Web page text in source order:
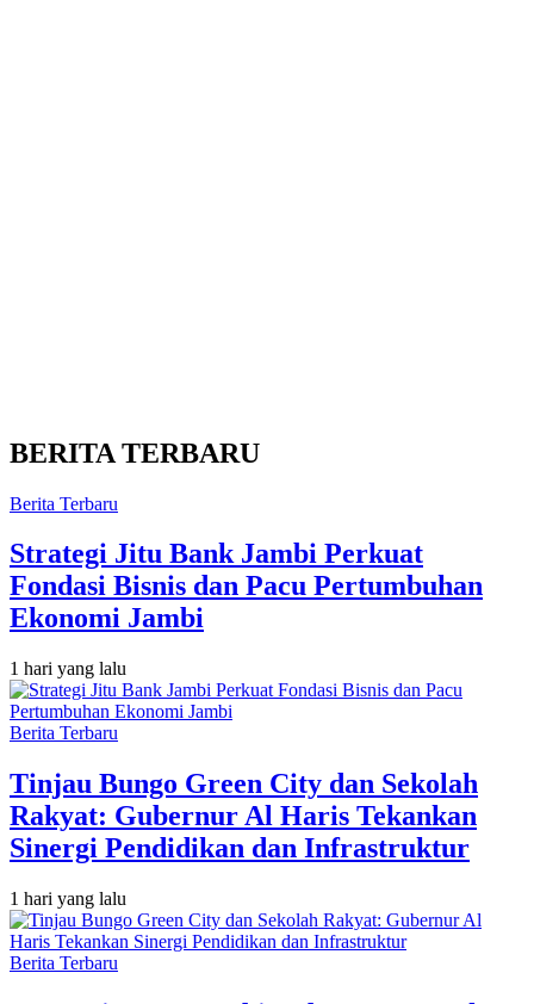
BERITA TERBARU
Berita Terbaru
Strategi Jitu Bank Jambi Perkuat
Fondasi Bisnis dan Pacu Pertumbuhan
Ekonomi Jambi
1 hari yang lalu
Berita Terbaru
Tinjau Bungo Green City dan Sekolah
Rakyat: Gubernur Al Haris Tekankan
Sinergi Pendidikan dan Infrastruktur
1 hari yang lalu
Berita Terbaru